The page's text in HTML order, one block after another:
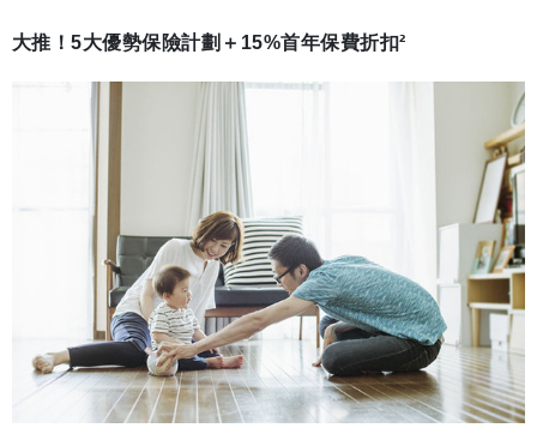
大推！5大優勢保險計劃＋15%首年保費折扣²